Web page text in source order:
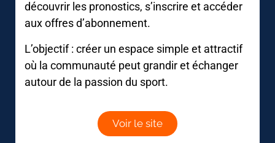
découvrir les pronostics, s’inscrire et accéder
aux offres d’abonnement.
L’objectif : créer un espace simple et attractif
où la communauté peut grandir et échanger
autour de la passion du sport.
Voir le site